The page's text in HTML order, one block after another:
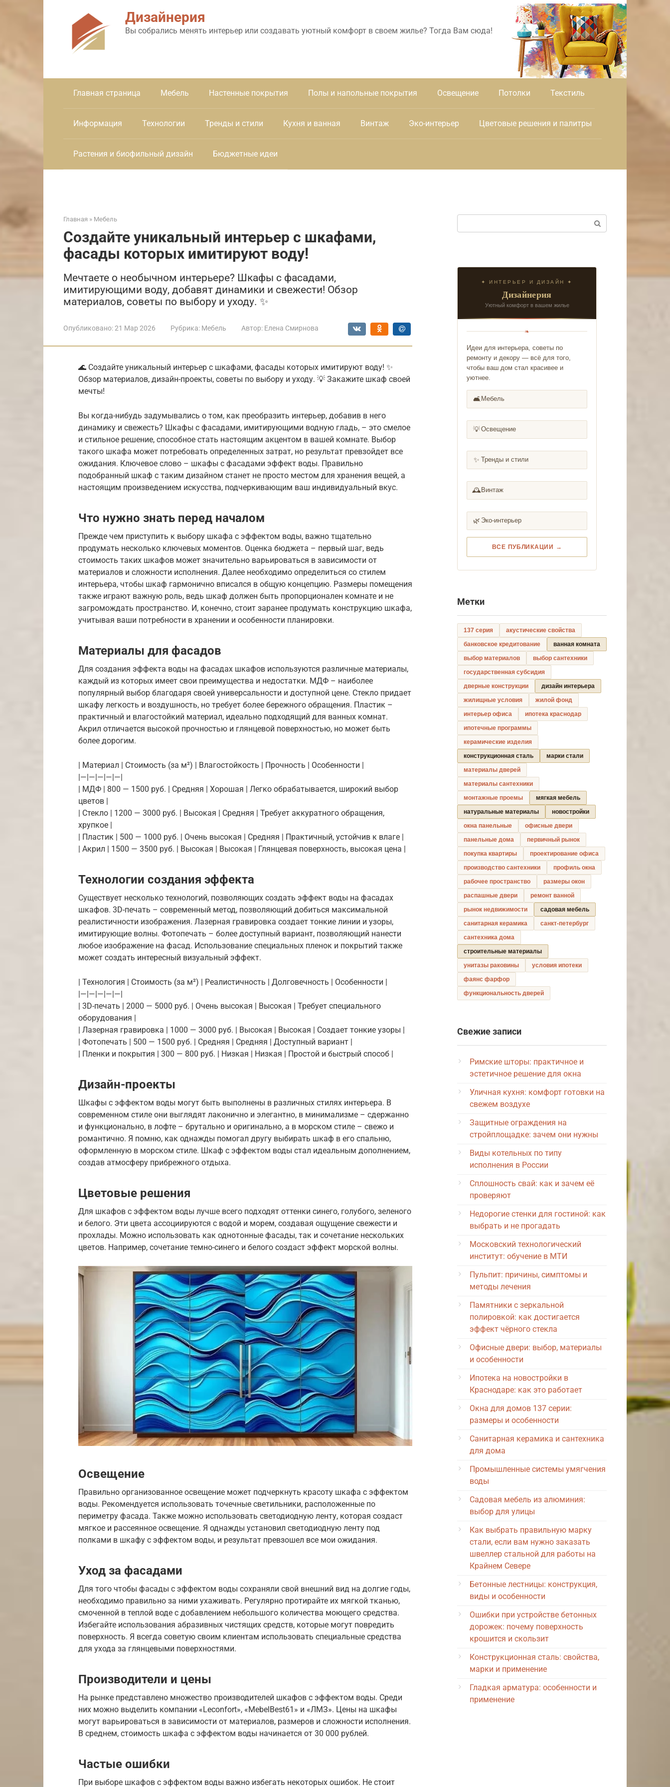
Дизайнерия
Вы собрались менять интерьер или создавать уютный комфорт в своем жилье? Тогда Вам сюда!
Главная страница Мебель Настенные покрытия Полы и напольные покрытия Освещение Потолки Текстиль
Информация Технологии Тренды и стили Кухня и ванная Винтаж Эко-интерьер Цветовые решения и палитры
Растения и биофильный дизайн Бюджетные идеи
Главная » Мебель
Создайте уникальный интерьер с шкафами,
фасады которых имитируют воду!
Мечтаете о необычном интерьере? Шкафы с фасадами,
имитирующими воду, добавят динамики и свежести! Обзор
материалов, советы по выбору и уходу. ✨
Опубликовано:21 Мар 2026 Рубрика: Мебель Автор: Елена Смирнова
🌊 Создайте уникальный интерьер с шкафами, фасады которых имитируют воду! ✨
Обзор материалов, дизайн-проекты, советы по выбору и уходу. 💡 Закажите шкаф своей
мечты!
Вы когда-нибудь задумывались о том, как преобразить интерьер, добавив в него
динамику и свежесть? Шкафы с фасадами, имитирующими водную гладь, – это смелое
и стильное решение, способное стать настоящим акцентом в вашей комнате. Выбор
такого шкафа может потребовать определенных затрат, но результат превзойдет все
ожидания. Ключевое слово – шкафы с фасадами эффект воды. Правильно
подобранный шкаф с таким дизайном станет не просто местом для хранения вещей, а
настоящим произведением искусства, подчеркивающим ваш индивидуальный вкус.
Что нужно знать перед началом
Прежде чем приступить к выбору шкафа с эффектом воды, важно тщательно
продумать несколько ключевых моментов. Оценка бюджета – первый шаг, ведь
стоимость таких шкафов может значительно варьироваться в зависимости от
материалов и сложности исполнения. Далее необходимо определиться со стилем
интерьера, чтобы шкаф гармонично вписался в общую концепцию. Размеры помещения
также играют важную роль, ведь шкаф должен быть пропорционален комнате и не
загромождать пространство. И, конечно, стоит заранее продумать конструкцию шкафа,
учитывая ваши потребности в хранении и особенности планировки.
Материалы для фасадов
Для создания эффекта воды на фасадах шкафов используются различные материалы,
каждый из которых имеет свои преимущества и недостатки. МДФ – наиболее
популярный выбор благодаря своей универсальности и доступной цене. Стекло придает
шкафу легкость и воздушность, но требует более бережного обращения. Пластик –
практичный и влагостойкий материал, идеально подходящий для ванных комнат.
Акрил отличается высокой прочностью и глянцевой поверхностью, но может быть
более дорогим.
| Материал | Стоимость (за м²) | Влагостойкость | Прочность | Особенности |
|—|—|—|—|—|
| МДФ | 800 — 1500 руб. | Средняя | Хорошая | Легко обрабатывается, широкий выбор
цветов |
| Стекло | 1200 — 3000 руб. | Высокая | Средняя | Требует аккуратного обращения,
хрупкое |
| Пластик | 500 — 1000 руб. | Очень высокая | Средняя | Практичный, устойчив к влаге |
| Акрил | 1500 — 3500 руб. | Высокая | Высокая | Глянцевая поверхность, высокая цена |
Технологии создания эффекта
Существует несколько технологий, позволяющих создать эффект воды на фасадах
шкафов. 3D-печать – современный метод, позволяющий добиться максимальной
реалистичности изображения. Лазерная гравировка создает тонкие линии и узоры,
имитирующие волны. Фотопечать – более доступный вариант, позволяющий нанести
любое изображение на фасад. Использование специальных пленок и покрытий также
может создать интересный визуальный эффект.
| Технология | Стоимость (за м²) | Реалистичность | Долговечность | Особенности |
|—|—|—|—|—|
| 3D-печать | 2000 — 5000 руб. | Очень высокая | Высокая | Требует специального
оборудования |
| Лазерная гравировка | 1000 — 3000 руб. | Высокая | Высокая | Создает тонкие узоры |
| Фотопечать | 500 — 1500 руб. | Средняя | Средняя | Доступный вариант |
| Пленки и покрытия | 300 — 800 руб. | Низкая | Низкая | Простой и быстрый способ |
Дизайн-проекты
Шкафы с эффектом воды могут быть выполнены в различных стилях интерьера. В
современном стиле они выглядят лаконично и элегантно, в минимализме – сдержанно
и функционально, в лофте – брутально и оригинально, а в морском стиле – свежо и
романтично. Я помню, как однажды помогал другу выбирать шкаф в его спальню,
оформленную в морском стиле. Шкаф с эффектом воды стал идеальным дополнением,
создав атмосферу прибрежного отдыха.
Цветовые решения
Для шкафов с эффектом воды лучше всего подходят оттенки синего, голубого, зеленого
и белого. Эти цвета ассоциируются с водой и морем, создавая ощущение свежести и
прохлады. Можно использовать как однотонные фасады, так и сочетание нескольких
цветов. Например, сочетание темно-синего и белого создаст эффект морской волны.
Освещение
Правильно организованное освещение может подчеркнуть красоту шкафа с эффектом
воды. Рекомендуется использовать точечные светильники, расположенные по
периметру фасада. Также можно использовать светодиодную ленту, которая создаст
мягкое и рассеянное освещение. Я однажды установил светодиодную ленту под
полками в шкафу с эффектом воды, и результат превзошел все мои ожидания.
Уход за фасадами
Для того чтобы фасады с эффектом воды сохраняли свой внешний вид на долгие годы,
необходимо правильно за ними ухаживать. Регулярно протирайте их мягкой тканью,
смоченной в теплой воде с добавлением небольшого количества моющего средства.
Избегайте использования абразивных чистящих средств, которые могут повредить
поверхность. Я всегда советую своим клиентам использовать специальные средства
для ухода за глянцевыми поверхностями.
Производители и цены
На рынке представлено множество производителей шкафов с эффектом воды. Среди
них можно выделить компании «Leconfort», «MebelBest61» и «ЛМЗ». Цены на шкафы
могут варьироваться в зависимости от материалов, размеров и сложности исполнения.
В среднем, стоимость шкафа с эффектом воды начинается от 30 000 рублей.
Частые ошибки
При выборе шкафов с эффектом воды важно избегать некоторых ошибок. Не стоит
✦ ИНТЕРЬЕР И ДИЗАЙН ✦
Дизайнерия
Уютный комфорт в вашем жилье
❧
Идеи для интерьера, советы по
ремонту и декору — всё для того,
чтобы ваш дом стал красивее и
уютнее.
🛋️ Мебель
💡Освещение
✨ Тренды и стили
🕰️ Винтаж
🌿 Эко-интерьер
ВСЕ ПУБЛИКАЦИИ →
Метки
137 серия
акустические свойства
банковское кредитование
ванная комната
выбор материалов
выбор сантехники
государственная субсидия
дверные конструкции
дизайн интерьера
жилищные условия
жилой фонд
интерьер офиса
ипотека краснодар
ипотечные программы
керамические изделия
конструкционная сталь
марки стали
материалы дверей
материалы сантехники
монтажные проемы
мягкая мебель
натуральные материалы
новостройки
окна панельные
офисные двери
панельные дома
первичный рынок
покупка квартиры
проектирование офиса
производство сантехники
профиль окна
рабочее пространство
размеры окон
распашные двери
ремонт ванной
рынок недвижимости
садовая мебель
санитарная керамика
санкт-петербург
сантехника дома
строительные материалы
унитазы раковины
условия ипотеки
фаянс фарфор
функциональность дверей
Свежие записи
Римские шторы: практичное и
эстетичное решение для окна
Уличная кухня: комфорт готовки на
свежем воздухе
Защитные ограждения на
стройплощадке: зачем они нужны
Виды котельных по типу
исполнения в России
Сплошность свай: как и зачем её
проверяют
Недорогие стенки для гостиной: как
выбрать и не прогадать
Московский технологический
институт: обучение в МТИ
Пульпит: причины, симптомы и
методы лечения
Памятники с зеркальной
полировкой: как достигается
эффект чёрного стекла
Офисные двери: выбор, материалы
и особенности
Ипотека на новостройки в
Краснодаре: как это работает
Окна для домов 137 серии:
размеры и особенности
Санитарная керамика и сантехника
для дома
Промышленные системы умягчения
воды
Садовая мебель из алюминия:
выбор для улицы
Как выбрать правильную марку
стали, если вам нужно заказать
швеллер стальной для работы на
Крайнем Севере
Бетонные лестницы: конструкция,
виды и особенности
Ошибки при устройстве бетонных
дорожек: почему поверхность
крошится и скользит
Конструкционная сталь: свойства,
марки и применение
Гладкая арматура: особенности и
применение